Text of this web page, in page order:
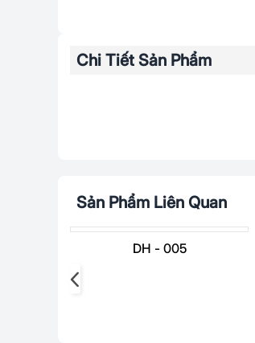
Chi Tiết Sản Phẩm
Sản Phẩm Liên Quan
DH - 005